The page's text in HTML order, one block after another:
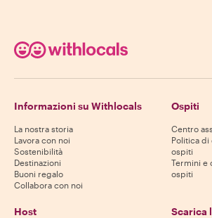
Informazioni su Withlocals
La nostra storia
Lavora con noi
Sostenibilità
Destinazioni
Buoni regalo
Collabora con noi
Ospiti
Centro
Politica di
ospiti
Termini e
ospiti
Host Scarica